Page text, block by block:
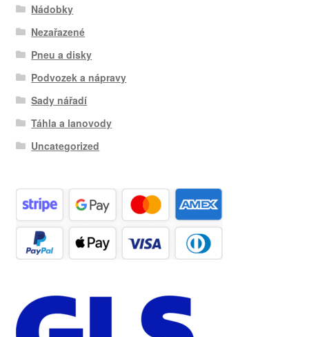
Nádobky
Nezařazené
Pneu a disky
Podvozek a nápravy
Sady nářadí
Táhla a lanovody
Uncategorized